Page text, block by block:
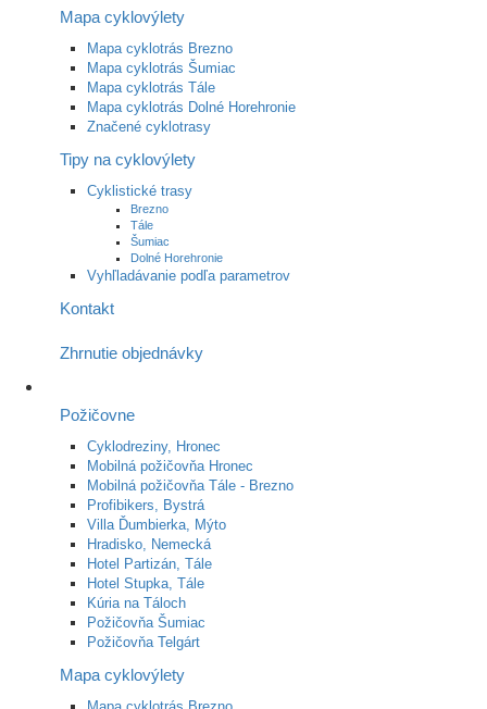
Mapa cyklovýlety
Mapa cyklotrás Brezno
Mapa cyklotrás Šumiac
Mapa cyklotrás Tále
Mapa cyklotrás Dolné Horehronie
Značené cyklotrasy
Tipy na cyklovýlety
Cyklistické trasy
Brezno
Tále
Šumiac
Dolné Horehronie
Vyhľladávanie podľa parametrov
Kontakt
Zhrnutie objednávky
Požičovne
Cyklodreziny, Hronec
Mobilná požičovňa Hronec
Mobilná požičovňa Tále - Brezno
Profibikers, Bystrá
Villa Ďumbierka, Mýto
Hradisko, Nemecká
Hotel Partizán, Tále
Hotel Stupka, Tále
Kúria na Táloch
Požičovňa Šumiac
Požičovňa Telgárt
Mapa cyklovýlety